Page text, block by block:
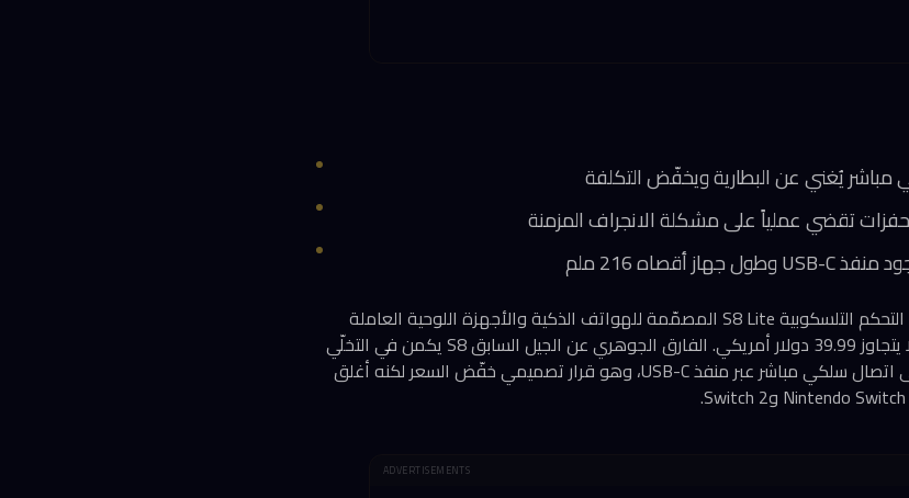
أطلقت شركة Abxylute رسمياً وحدة التحكم التلسكوبية S8 Lite المصمّمة للهواتف الذكية والأجهزة اللوحية العاملة
بنظامَي Android وiOS، وذلك بسعر لا يتجاوز 39.99 دولار أمريكي. الفارق الجوهري عن الجيل السابق S8 يكمن في التخلّي
الكامل عن Bluetooth والاعتماد على اتصال سلكي مباشر عبر منفذ USB-C، وهو قرار تصميمي خفّض السعر لكنه أغلق
ADVERTISEMENTS